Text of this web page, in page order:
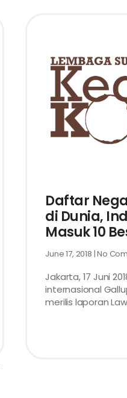
Daftar
di Dunia,
Masuk 10
June 17, 2018 No
Jakarta, 17 Juni
internasional
merilis laporan Law